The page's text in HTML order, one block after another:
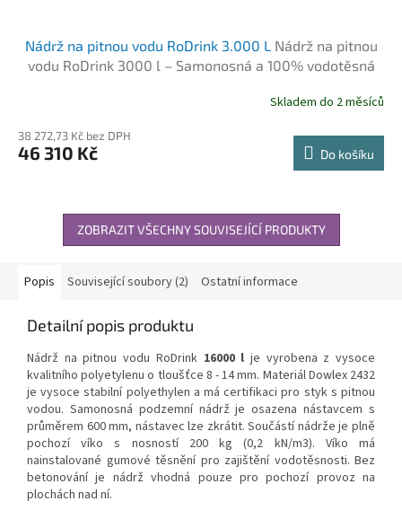
Nádrž na pitnou vodu RoDrink 3.000 L Nádrž na pitnou
vodu RoDrink 3000 l – Samonosná a 100% vodotěsná
Skladem do 2 měsíců
38 272,73 Kč bez DPH
46 310 Kč Do košíku
ZOBRAZIT VŠECHNY SOUVISEJÍCÍ PRODUKTY
Popis Související soubory (2) Ostatní informace
Detailní popis produktu
Nádrž na pitnou vodu RoDrink 16000 l je vyrobena z vysoce
kvalitního polyetylenu o tloušťce 8 - 14 mm. Materiál Dowlex 2432
je vysoce stabilní polyethylen a má certifikaci pro styk s pitnou
vodou. Samonosná podzemní nádrž je osazena nástavcem s
průměrem 600 mm, nástavec lze zkrátit. Součástí nádrže je plně
pochozí víko s nosností 200 kg (0,2 kN/m3). Víko má
nainstalované gumové těsnění pro zajištění vodotěsnosti. Bez
betonování je nádrž vhodná pouze pro pochozí provoz na
plochách nad ní.